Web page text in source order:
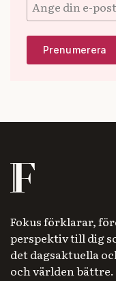
Fokus förklarar,
perspektiv till dig
det dagsaktuella
och världen bättre.